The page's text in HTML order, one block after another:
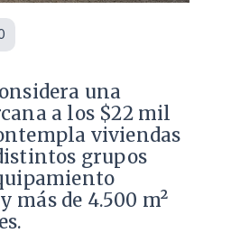
una
a los $22 mil
viviendas
grupos
más de 4.500 m²